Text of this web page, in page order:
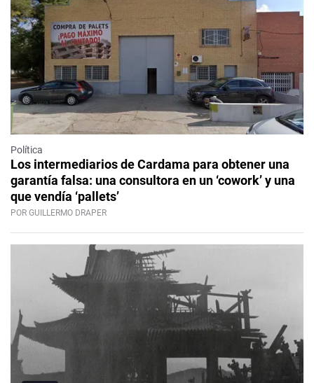
Política
Los intermediarios de Cardama para obtener una
garantía falsa: una consultora en un ‘cowork’ y una
que vendía ‘pallets’
POR GUILLERMO DRAPER